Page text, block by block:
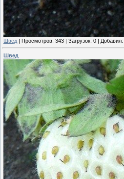
Швед | Просмотров: 343 | Загрузок: 0 | Добавил:
Швед